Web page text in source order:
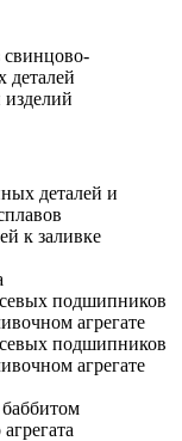
свинцово-
деталей
деталей и
к заливке
подшипников
агрегате
подшипников
агрегате